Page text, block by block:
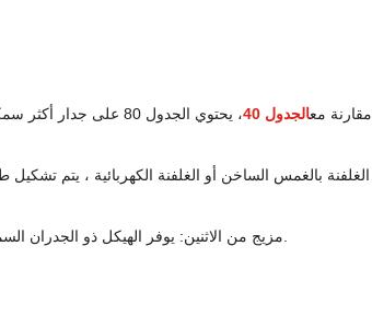
: يشير إلى درجة سمك الجدار المنصوص عليها في معيار ASME B36.10/B36.19. مقارنة معالجدول 40